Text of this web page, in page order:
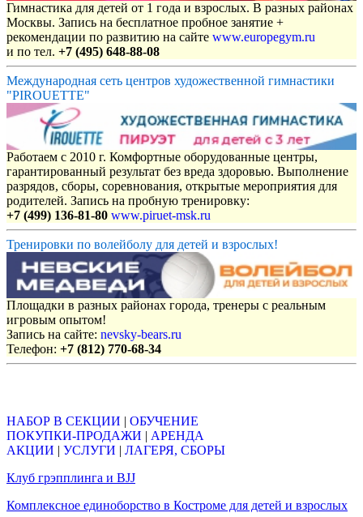
Гимнастика для детей от 1 года и взрослых. В разных районах
Москвы. Запись на бесплатное пробное занятие +
рекомендации по развитию на сайте www.europegym.ru
и по тел. +7 (495) 648-88-08
Международная сеть центров художественной гимнастики
"PIROUETTE"
Работаем с 2010 г. Комфортные оборудованные центры,
гарантированный результат без вреда здоровью. Выполнение
разрядов, сборы, соревнования, открытые мероприятия для
родителей. Запись на пробную тренировку:
+7 (499) 136-81-80 www.piruet-msk.ru
Тренировки по волейболу для детей и взрослых!
Площадки в разных районах города, тренеры с реальным
игровым опытом!
Запись на сайте: nevsky-bears.ru
Телефон: +7 (812) 770-68-34
НАБОР В СЕКЦИИ | ОБУЧЕНИЕ
ПОКУПКИ-ПРОДАЖИ | АРЕНДА
АКЦИИ | УСЛУГИ | ЛАГЕРЯ, СБОРЫ
Клуб грэпплинга и BJJ
Комплексное единоборство в Костроме для детей и взрослых